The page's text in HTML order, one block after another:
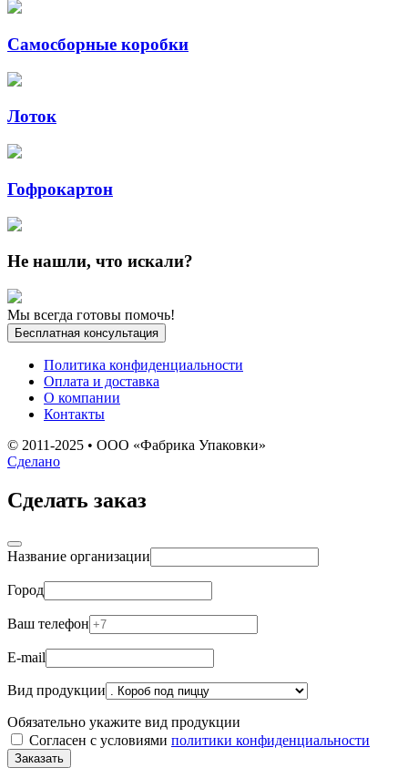
Самосборные коробки
Лоток
Гофрокартон
Не нашли, что искали?
Мы всегда готовы помочь!
Бесплатная консультация
Политика конфиденциальности
Оплата и доставка
О компании
Контакты
© 2011-2025 • ООО «Фабрика Упаковки»
Сделано
Сделать заказ
Название организации
Город
Ваш телефон
E-mail
Вид продукции
Обязательно укажите вид продукции
Согласен с условиями политики конфиденциальности
Заказать